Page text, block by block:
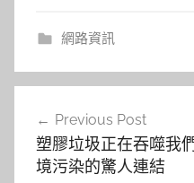
網路資訊
章
導
Previous Post
塑膠垃圾正在吞噬我
境污染的驚人連結